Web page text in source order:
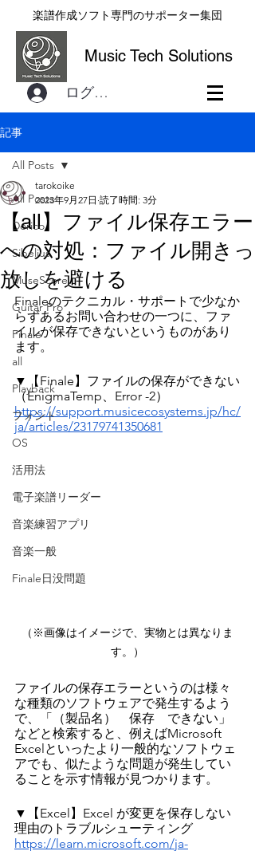
楽譜作成ソフト専門のサポーター集団
Music Tech Solutions
ログイン
記事
All Posts
Dorico
Sibelius
MuseScore
Guitar Pro
Finale
all
Playback
フォント
OS
活用法
電子楽譜リーダー
音楽練習アプリ
音楽一般
Finale日没問題
All Posts
【all】ファイル保存エラー
への対処：ファイル開きっ
放しを避ける
tarokoike
2023年9月27日 読了時間: 3分
Finaleのテクニカル・サポートで少なか
らずあるお問い合わせの一つに、ファ
イルが保存できないというものがあり
ます。
▼【Finale】ファイルの保存ができない
（EnigmaTemp、Error -2）
https://support.musicecosystems.jp/hc/
ja/articles/23179741350681
（※画像はイメージで、実物とは異なりま
す。）
ファイルの保存エラーというのは様々
な種類のソフトウェアで発生するよう
で、「（製品名）　保存　できない」
などと検索すると、例えばMicrosoft
Excelといったより一般的なソフトウェ
アでも、似たような問題が発生してい
ることを示す情報が見つかります。
▼【Excel】Excel が変更を保存しない
理由のトラブルシューティング
https://learn.microsoft.com/ja-